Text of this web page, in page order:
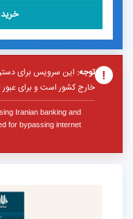
خرید
توجه:این سرویس برای دسترسی
خارج کشور است و برای عبور از
Iranian banking and
for bypassing internet